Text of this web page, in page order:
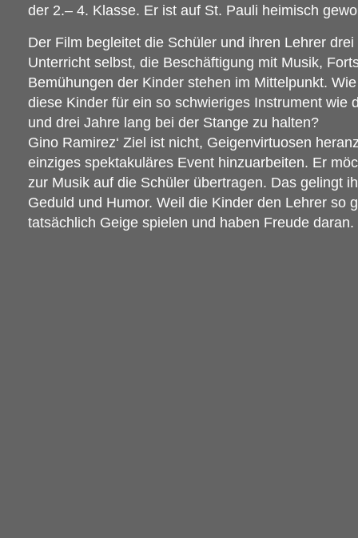
der 2.– 4. Klasse. Er ist auf St. Pauli heimisch
Der Film begleitet die Schüler und ihren Lehrer
Unterricht selbst, die Beschäftigung mit Musik,
Bemühungen der Kinder stehen im Mittelpunkt.
diese Kinder für ein so schwieriges Instrument wie
und drei Jahre lang bei der Stange zu halten?
Gino Ramirez‘ Ziel ist nicht, Geigenvirtuosen
einziges spektakuläres Event hinzuarbeiten. Er
zur Musik auf die Schüler übertragen. Das gelingt
Geduld und Humor. Weil die Kinder den Lehrer so
tatsächlich Geige spielen und haben Freude daran.